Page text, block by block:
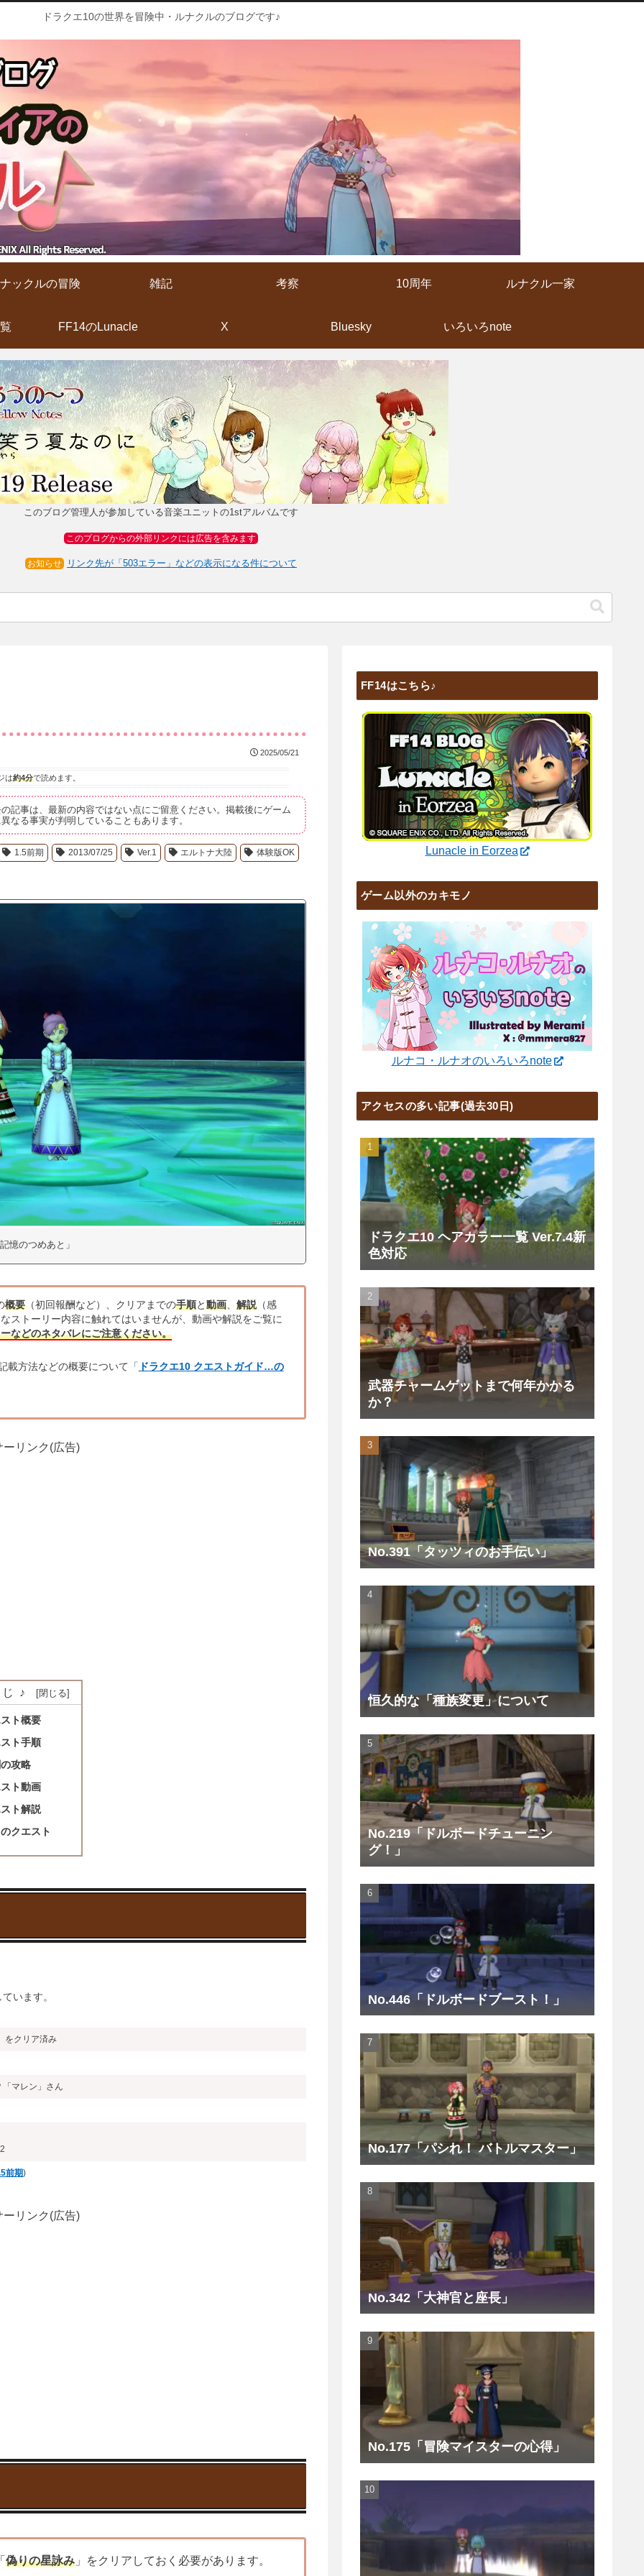
ドラクエ10の世界を冒険中・ルナクルのブログです♪
ックルの冒険 雑記 考察 10周年 ルナクル一家
FF14のLunacle X Bluesky いろいろnote
このブログ管理人が参加している音楽ユニットの1stアルバムです
このブログからの外部リンクには広告を含みます
お知らせ リンク先が「503エラー」などの表示になる件について
2025/05/21
は約4分で読めます。
記事は、最新の内容ではない点にご留意ください。掲載後にゲーム
なる事実が判明していることもあります。
1.5前期 2013/07/25 Ver.1 エルトナ大陸 体験版OK
憶のつめあと」
概要（初回報酬など）、クリアまでの手順と動画、 解説（感
ストーリー内容に触れてはいませんが、動画や解説をご覧に
などのネタバレにご注意ください。
載方法などの概要について「 ドラクエ10 クエストガイド…の
ーリンク(広告)
♪
ト概要
ト手順
攻略
ト動画
ト解説
クエスト
います。
をクリア済み
マレン」さん
前期)
ーリンク(広告)
偽りの星詠み 」をクリアしておく必要があります。
FF14はこちら♪
Lunacle in Eorzea
ゲーム以外のカキモノ
ルナコ・ルナオのいろいろnote
アクセスの多い記事(過去30日)
ドラクエ10 ヘアカラー一覧 Ver.7.4新
色対応
武器チャームゲットまで何年かかる
か？
No.391「タッツィのお手伝い」
恒久的な「種族変更」について
No.219「ドルボードチューニン
グ！」
No.446「ドルボードブースト！」
No.177「パシれ！ バトルマスター」
No.342「大神官と座長」
No.175「冒険マイスターの心得」